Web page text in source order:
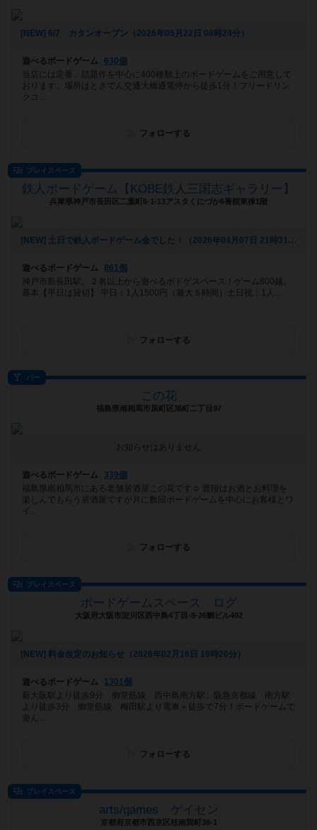
[NEW] 6/7 カタンオープン（2026年05月22日 08時24分）
遊べるボードゲーム
630個
当店には定番、話題作を中心に400種類上のボードゲームをご用意して
おります。場所はとさでん交通大橋通電停から徒歩1分！フリードリン
クコ...
フォローする
プレイスペース
鉄人ボードゲーム【KOBE鉄人三国志ギャラリー】
兵庫県神戸市長田区二葉町6-1-13アスタくにづか6番館東棟1階
[NEW] 土日で鉄人ボードゲーム会でした！（2026年04月07日 21時31分）
遊べるボードゲーム
861個
神戸市新長田駅。２名以上から遊べるボドゲスペース！ゲーム800越。
基本【平日は貸切】 平日：1人1500円（最大５時間）土日祝：1人...
フォローする
バー
この花
福島県南相馬市原町区旭町二丁目97
お知らせはありません
遊べるボードゲーム
339個
福島県南相馬市にある老舗居酒屋この花です☺️ 普段はお酒とお料理を
楽しんでもらう居酒屋ですが月に数回ボードゲームを中心にお客様とワ
イ...
フォローする
プレイスペース
ボードゲームスペース ログ
大阪府大阪市淀川区西中島4丁目-8-26鯛ビル402
[NEW] 料金改定のお知らせ（2026年02月16日 19時20分）
遊べるボードゲーム
1301個
新大阪駅より徒歩9分 御堂筋線 西中島南方駅、阪急京都線 南方駅
より徒歩3分 御堂筋線 梅田駅より電車＋徒歩で7分！ボードゲームで
遊ん...
フォローする
プレイスペース
arts/games ゲイセン
京都府京都市西京区桂南巽町38-1